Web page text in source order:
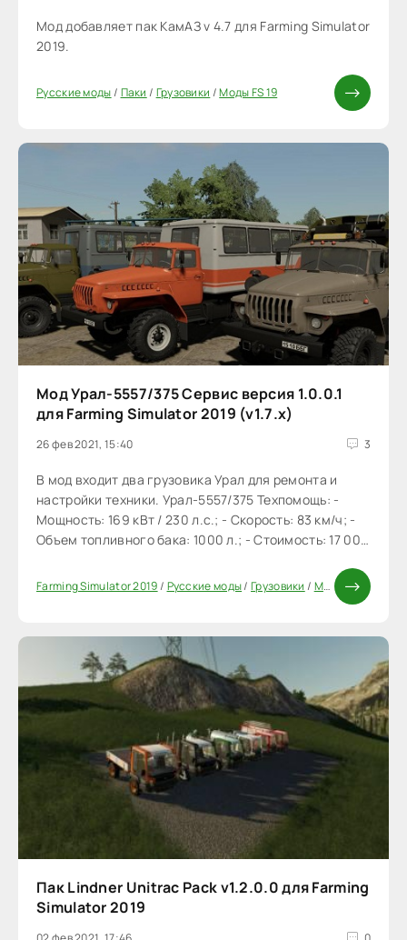
Мод добавляет пак КамАЗ v 4.7 для Farming Simulator
2019.
Русские моды/ Паки / Грузовики /Моды FS 19
Мод Урал-5557/375 Сервис версия 1.0.0.1
для Farming Simulator 2019 (v1.7.x)
26 фев 2021, 15:40 3
В мод входит два грузовика Урал для ремонта и
настройки техники. Урал-5557/375 Техпомощь: -
Мощность: 169 кВт / 230 л.с.; - Скорость: 83 км/ч; -
Объем топливного бака: 1000 л.; - Стоимость: 17 000
- Выбор цвета обода; - Выбор дизайна;
Farming Simulator 2019/ Русские моды/Грузовики / Моды FS 19
Пак Lindner Unitrac Pack v1.2.0.0 для Farming
Simulator 2019